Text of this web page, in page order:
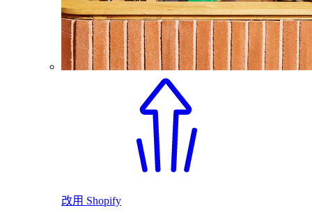
改用 Shopify